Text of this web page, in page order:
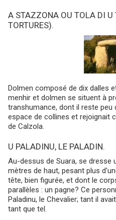
A STAZZONA OU TOLA DI U
TORTURES).
Dolmen composé de dix dalles et une en couverture. Statue-
menhir et dolmen se situent à
transhumance, dont il reste
espace de collines et rejoignait
de Calzola.
U PALADINU, LE PALADIN.
Au-dessus de Suara, se dresse une statue-menhir de trois
mètres de haut, pesant plus
tête, bien figurée, et dont le
parallèles : un pagne? Ce
Paladinu, le Chevalier; tant il
tant que tel.